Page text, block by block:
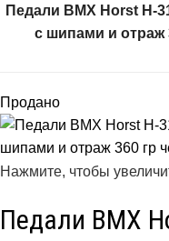
Педали BMX Horst H-
с шипами и отраж
Продано
Нажмите, чтобы
Педали BMX